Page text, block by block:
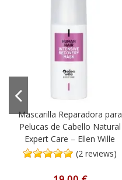
Mascarilla Reparadora para
Pelucas de Cabello Natural
Expert Care – Ellen Wille
(2 reviews)